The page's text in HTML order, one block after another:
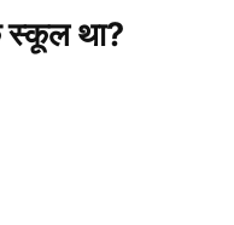
स्कूल था?